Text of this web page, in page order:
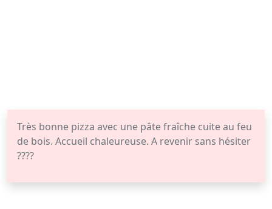
Très bonne pizza avec une pâte fraîche cuite au feu
de bois. Accueil chaleureuse. A revenir sans hésiter
????